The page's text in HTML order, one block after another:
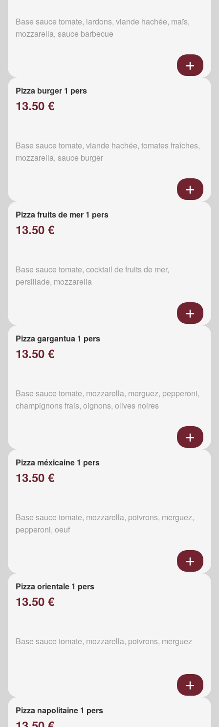
Base sauce tomate, lardons, viande hachée, maïs,
mozzarella, sauce barbecue
Pizza burger 1 pers
13.50 €
Base sauce tomate, viande hachée, tomates fraîches,
mozzarella, sauce burger
Pizza fruits de mer 1 pers
13.50 €
Base sauce tomate, cocktail de fruits de mer,
persillade, mozzarella
Pizza gargantua 1 pers
13.50 €
Base sauce tomate, mozzarella, merguez, pepperoni,
champignons frais, oignons, olives noires
Pizza méxicaine 1 pers
13.50 €
Base sauce tomate, mozzarella, poivrons, merguez,
pepperoni, oeuf
Pizza orientale 1 pers
13.50 €
Base sauce tomate, mozzarella, poivrons, merguez
Pizza napolitaine 1 pers